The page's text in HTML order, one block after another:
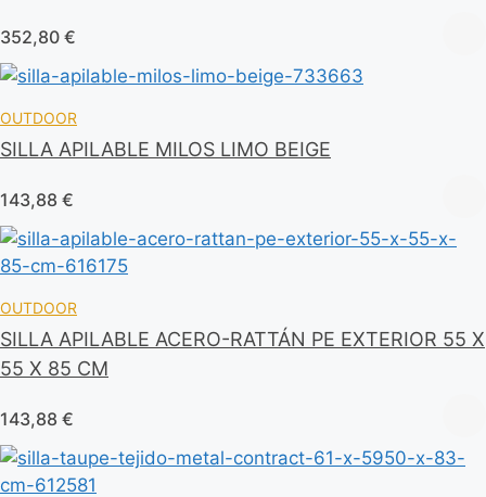
352,80 €
OUTDOOR
SILLA APILABLE MILOS LIMO BEIGE
143,88 €
OUTDOOR
SILLA APILABLE ACERO-RATTÁN PE EXTERIOR 55 X
55 X 85 CM
143,88 €